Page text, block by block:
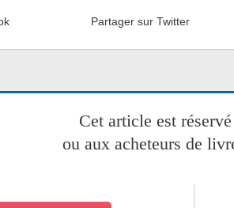
Partager sur Twitter
Cet article est
ou aux acheteurs de